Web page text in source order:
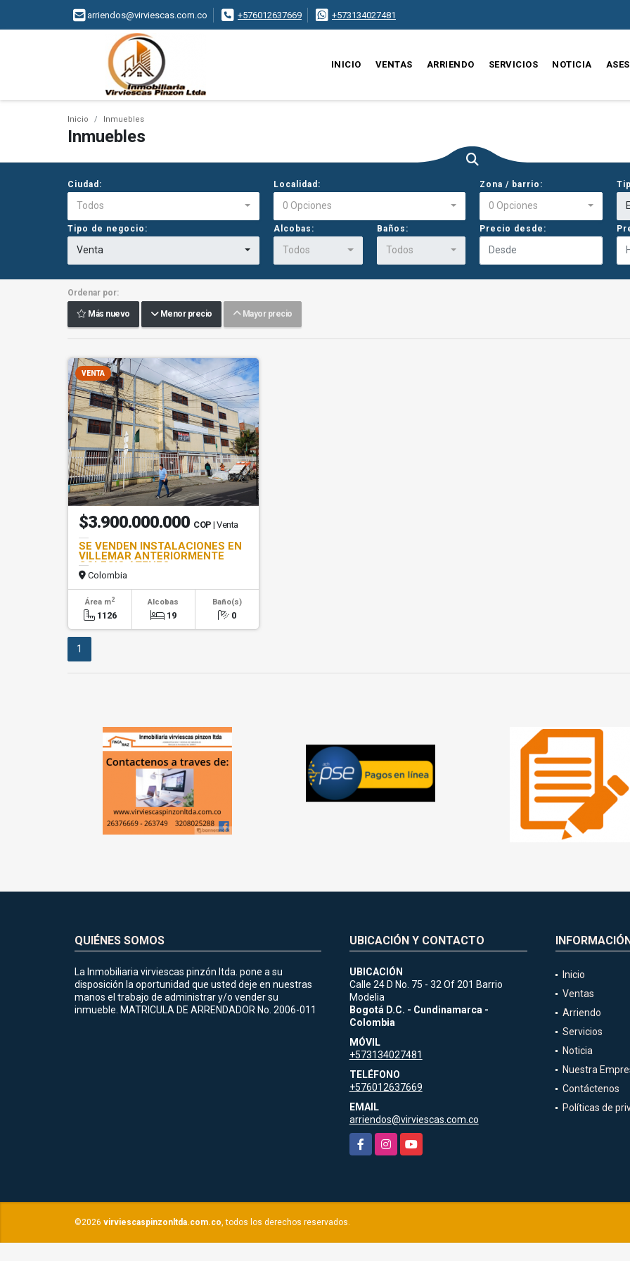
arriendos@virviescas.com.co +576012637669 +573134027481
INICIO VENTAS ARRIENDO SERVICIOS NOTICIA
Inicio Inmuebles
Inmuebles
Ciudad:
Todos
Localidad:
0 Opciones
Zona / barrio:
0 Opciones
Tipo de negocio:
Venta
Alcobas:
Todos
Baños:
Todos
Precio desde:
Ordenar por:
Más nuevo Menor precio Mayor precio
VENTA
$3.900.000.000 COP | Venta
SE VENDEN INSTALACIONES EN
VILLEMAR ANTERIORMENTE
COLEGIO ATENEO
Colombia
Área m2
1126
Alcobas
19
Baño(s)
0
1
QUIÉNES SOMOS
La Inmobiliaria virviescas pinzón ltda. pone a su
disposición la oportunidad que usted deje en nuestras
manos el trabajo de administrar y/o vender su
inmueble. MATRICULA DE ARRENDADOR No. 2006-011
UBICACIÓN Y CONTACTO
UBICACIÓN
Calle 24 D No. 75 - 32 Of 201 Barrio
Modelia
Bogotá D.C. - Cundinamarca -
Colombia
MÓVIL
+573134027481
TELÉFONO
+576012637669
EMAIL
arriendos@virviescas.com.co
FacebookInstagramYouTube
Inicio
Ventas
Arriendo
Servicios
Noticia
Nuestra
Contáctenos
Políticas de
©2026 virviescaspinzonltda.com.co, todos los derechos reservados.